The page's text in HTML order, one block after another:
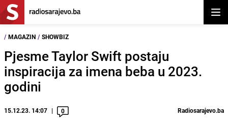
/ MAGAZIN / SHOWBIZ
Pjesme Taylor Swift postaju
inspiracija za imena beba u 2023.
godini
15.12.23. 14:07 0 Radiosarajevo.ba